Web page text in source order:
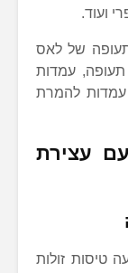
ועוד.
של לאס
תעופה, עמדות
עמדות להמרת
עצירת
טיסות זולות